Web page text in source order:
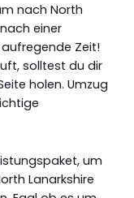
nach North
einer
Zeit!
solltest du dir
holen. Umzug
um
Lanarkshire